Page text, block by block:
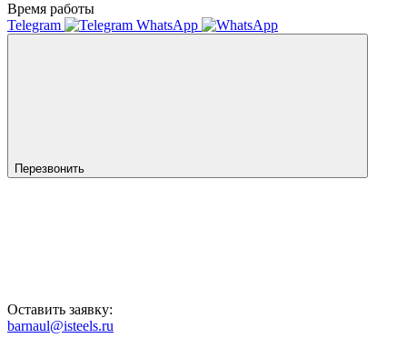
Время работы
Telegram
WhatsApp
Перезвонить
Оставить заявку:
barnaul@isteels.ru